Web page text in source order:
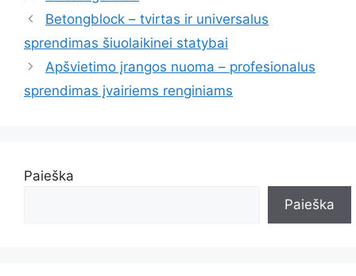
Betongblock – tvirtas ir universalus
sprendimas šiuolaikinei statybai
Apšvietimo įrangos nuoma – profesionalus
sprendimas įvairiems renginiams
Paieška
Paieška